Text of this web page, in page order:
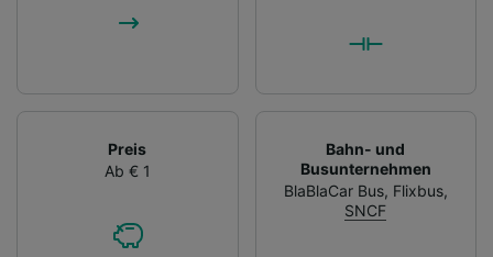
Preis
Ab € 1
Bahn- und
Busunternehmen
BlaBlaCar Bus, Flixbus,
SNCF